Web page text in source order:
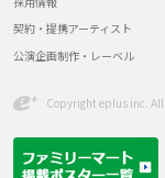
契約・提携アーティスト
公演企画制作・レーベル
Copyright eplus inc. All